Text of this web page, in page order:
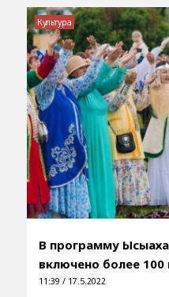
В программу
включено более
11:39 / 17.5.2022
Культура